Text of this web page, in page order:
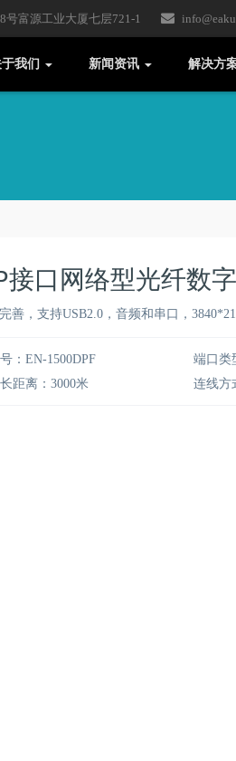
号富源工业大厦七层721-1
我们 新闻资讯 解决方
接口网络型光纤数
善，支持USB2.0，音频和串口，
：EN-1500DPF
端口类
距离：3000米
连线方